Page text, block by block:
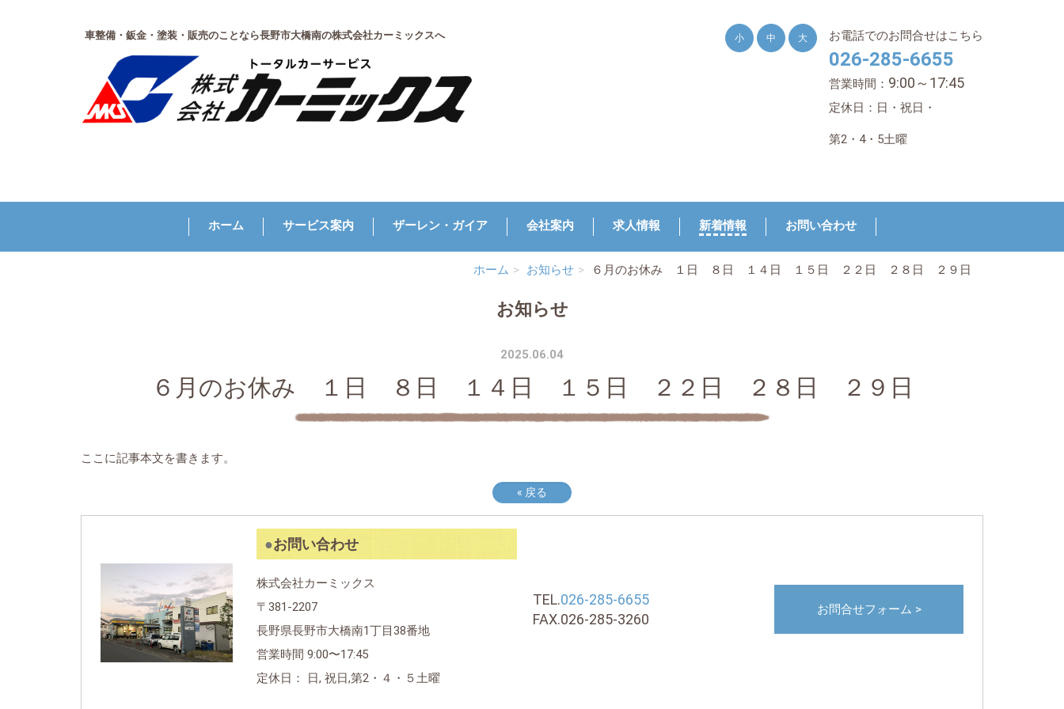
車整備・鈑金・塗装・販売のことなら長野市大橋南の株式会社カーミックスへ お電話でのお問合せはこちら
026-285-6655
営業時間： 9:00～17:45
定休日：日・祝日・
第2・4・5土曜
小 中 大
ホーム サービス案内 ザーレン・ガイア 会社案内 求人情報 新着情報 お問い合わせ
ホーム お知らせ ６月のお休み １日 ８日 １４日 １５日 ２２日 ２８日 ２９日
お知らせ
2025.06.04
６月のお休み １日 ８日 １４日 １５日 ２２日 ２８日 ２９日
ここに記事本文を書きます。
« 戻る
お問い合わせ
株式会社カーミックス
〒381-2207
長野県長野市大橋南1丁目38番地
営業時間 9:00〜17:45
定休日： 日, 祝日,第2・４・５土曜
TEL.026-285-6655
FAX.026-285-3260
お問合せフォーム >